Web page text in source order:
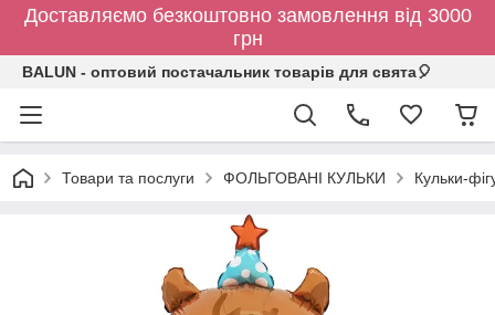
Доставляємо безкоштовно замовлення від 3000
грн
BALUN - оптовий постачальник товарів для свята🎈
Товари та послуги ФОЛЬГОВАНІ КУЛЬКИ Кульки-